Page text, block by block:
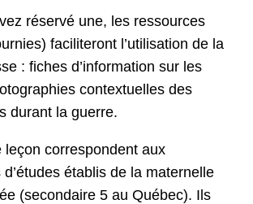
réservé une, les ressources
faciliteront l’utilisation de la
: fiches d’information sur les
contextuelles des
durant la guerre.
leçon correspondent aux
établis de la maternelle
(secondaire 5 au Québec). Ils